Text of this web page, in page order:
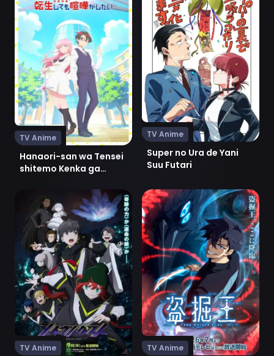
TV Anime
Hanaori-san wa Tensei
shitemo Kenka ga
TV Anime
Super no Ura de Yani
Suu Futari
TV Anime
Ver Mebius Dust
TV Anime
Ver Dogulwang